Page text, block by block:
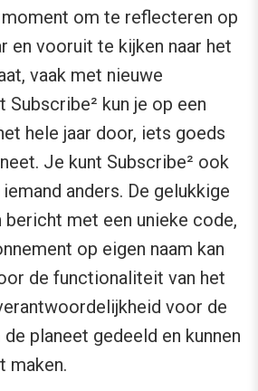
om te reflecteren op
en vooruit te kijken naar het
vaak met nieuwe
kun je op een
hele jaar door, iets goeds
Je kunt Subscribe² ook
anders. De gelukkige
bericht met een unieke code,
op eigen naam kan
de functionaliteit van het
voor de
planeet gedeeld en kunnen
maken.